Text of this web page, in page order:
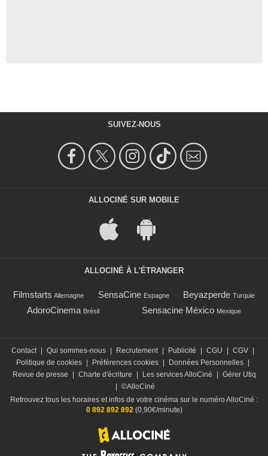
SUIVEZ-NOUS
ALLOCINÉ SUR MOBILE
ALLOCINÉ À L'ÉTRANGER
Filmstarts Allemagne SensaCine Espagne Beyazperde Turquie
AdoroCinema Brésil Sensacine México Mexique
Contact Qui sommes-nous Recrutement Publicité CGU CGV
Politique de cookies
Préférences cookies Données Personnelles
Revue de presse
Charte d'écriture Les services AlloCiné
Gérer Utiq
©AlloCiné
Retrouvez tous les horaires et infos de votre cinéma sur le numéro AlloCiné :
0 892 892 892(0,90€/minute)